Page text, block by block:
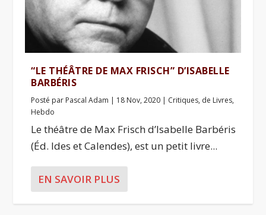
“LE THÉÂTRE DE MAX FRISCH” D’ISABELLE
BARBÉRIS
Posté par Pascal Adam | 18 Nov, 2020 | Critiques, de Livres,
Hebdo
Le théâtre de Max Frisch d’Isabelle Barbéris
(Éd. Ides et Calendes), est un petit livre...
EN SAVOIR PLUS